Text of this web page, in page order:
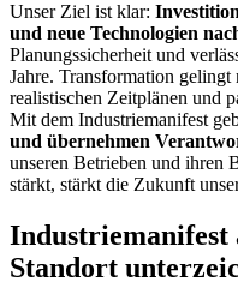
Unser Ziel ist klar:
und neue Technologien
Planungssicherheit und
Jahre. Transformation
realistischen Zeitplänen und
Mit dem Industriemanifest
und übernehmen
unseren Betrieben und ihren
stärkt, stärkt die Zukunft
Industriemanifest
Standort